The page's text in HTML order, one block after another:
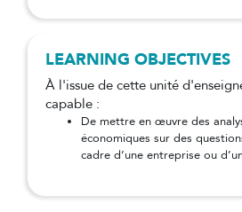
LEARNING OBJECTIVES
À l'issue de cette unité
capable :
De mettre en œuvre des
économiques sur des
cadre d’une entreprise ou